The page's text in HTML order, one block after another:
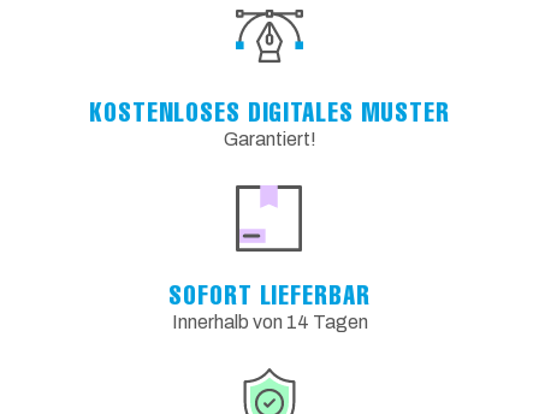
KOSTENLOSES DIGITALES MUSTER
Garantiert!
SOFORT LIEFERBAR
Innerhalb von 14 Tagen